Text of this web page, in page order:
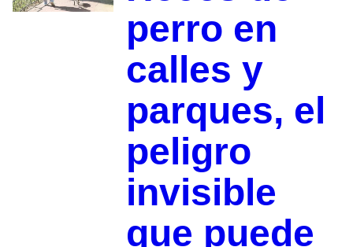
perro en
calles y
parques, el
peligro
invisible
que puede